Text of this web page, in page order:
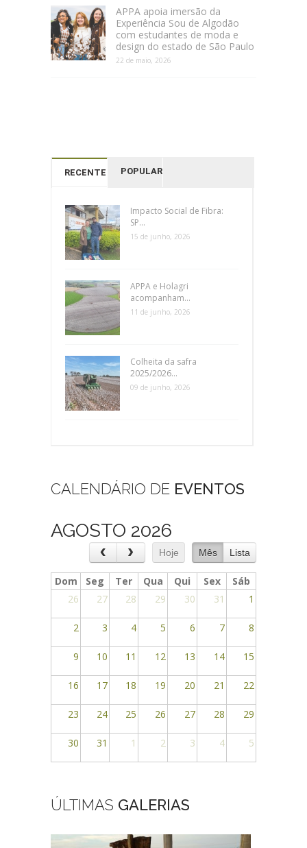
APPA apoia imersão da
Experiência Sou de Algodão
com estudantes de moda e
design do estado de São Paulo
22 de maio, 2026
RECENTES POPULAR
Impacto Social de Fibra:
SP...
15 de junho, 2026
APPA e Holagri
acompanham...
11 de junho, 2026
Colheita da safra
2025/2026...
09 de junho, 2026
CALENDÁRIO DE EVENTOS
AGOSTO 2026
Hoje Mês Lista
Dom Seg Ter Qua Qui Sex
Sáb
26
27 28 29 30 31 1
2 3 4 5 6 7 8
9 10 11 12 13 14 15
16 17 18 19 20 21 22
23 24 25 26 27 28 29
30 31 1 2 3 4 5
ÚLTIMAS GALERIAS